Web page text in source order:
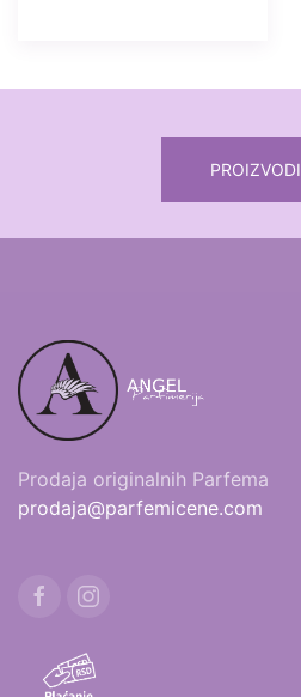
PROIZVODI
Prodaja originalnih Parfema
prodaja@parfemicene.com